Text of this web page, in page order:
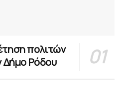
πολιτών
Δήμο Ρόδου